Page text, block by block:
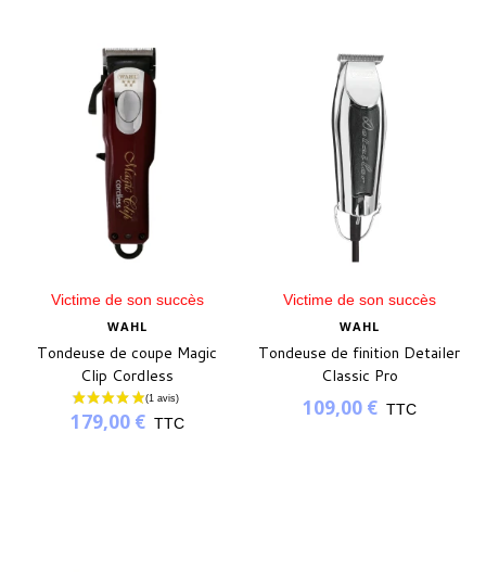
Victime de son succès
WAHL
Tondeuse de coupe Magic
Clip Cordless
179,00 € TTC
Victime de son succès
WAHL
Tondeuse de finition Detailer
Classic Pro
109,00 € TTC